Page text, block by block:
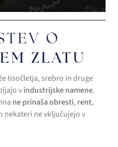
O
ZLATU
tisočletja, srebro in druge
vindustrijskenamene.
ne prinaša obresti, rent,
nekateri ne vključujejo v